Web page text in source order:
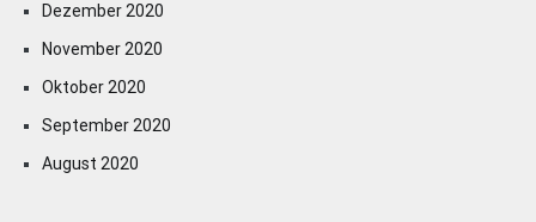
Dezember 2020
November 2020
Oktober 2020
September 2020
August 2020